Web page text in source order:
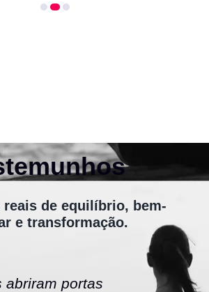
reais de equilíbrio, bem-
e transformação.
abriram portas
"A